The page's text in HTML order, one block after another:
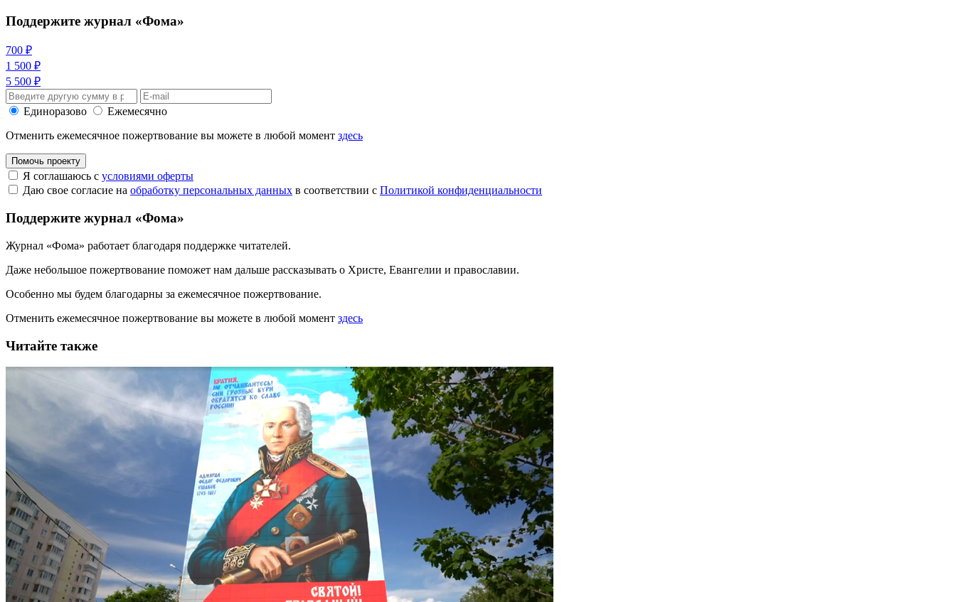
Поддержите журнал «Фома»
700 ₽
1 500 ₽
5 500 ₽
Единоразово
Ежемесячно
Отменить ежемесячное пожертвование вы можете в любой момент здесь
Помочь проекту
Я соглашаюсь с условиями оферты
Даю свое согласие на обработку персональных данных в соответствии с Политикой конфиденциальности
Поддержите журнал «Фома»
Журнал «Фома» работает благодаря поддержке читателей.
Даже небольшое пожертвование поможет нам дальше рассказывать о Христе, Евангелии и православии.
Особенно мы будем благодарны за ежемесячное пожертвование.
Отменить ежемесячное пожертвование вы можете в любой момент здесь
Читайте также